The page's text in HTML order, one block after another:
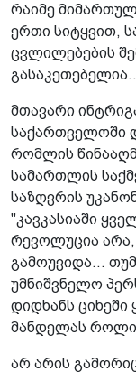
რაიმე
ერთი სიტყვით,
ცვლილებების
მთავარი
საქართველოში
რომლის
სამართლის
საზღვრის
"კავკასიაში
რევოლუცია არა,
გამოუვიდა...
უმნიშვნელო
დიდხანს
მანდელას
არ არის